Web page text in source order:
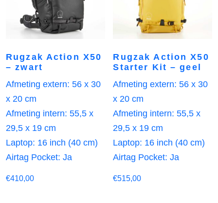
Rugzak Action X50
– zwart
Afmeting extern: 56 x 30
x 20 cm
Afmeting intern: 55,5 x
29,5 x 19 cm
Laptop: 16 inch (40 cm)
Airtag Pocket: Ja
€410,00
Rugzak Action X50
Starter Kit – geel
Afmeting extern: 56 x 30
x 20 cm
Afmeting intern: 55,5 x
29,5 x 19 cm
Laptop: 16 inch (40 cm)
Airtag Pocket: Ja
€515,00